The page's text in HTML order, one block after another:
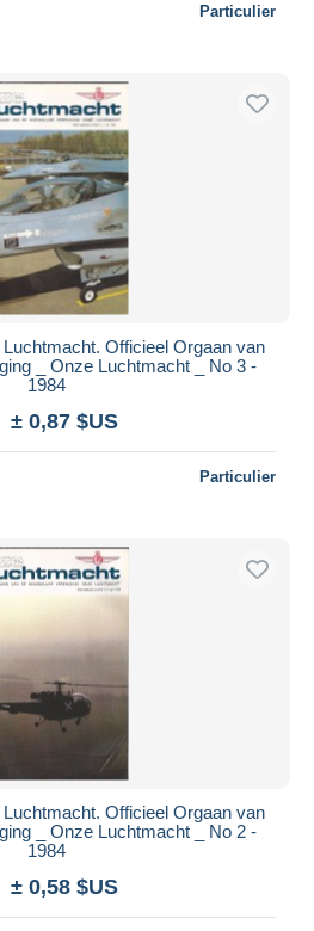
Particulier
Officieel Orgaan van
_ Onze Luchtmacht _ No 3 -
1984
± 0,87 $US
Particulier
Officieel Orgaan van
_ Onze Luchtmacht _ No 2 -
1984
± 0,58 $US